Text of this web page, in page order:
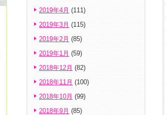
2019年4月 (111)
2019年3月 (115)
2019年2月 (85)
2019年1月 (59)
2018年12月 (82)
2018年11月 (100)
2018年10月 (99)
2018年9月 (85)